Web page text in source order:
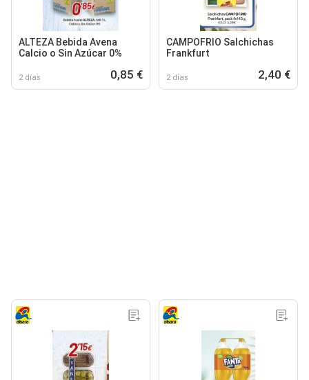
ALTEZA Bebida Avena
Calcio o Sin Azúcar 0%
2 días 0,85 €
CAMPOFRIO Salchichas
Frankfurt
2 días 2,40 €